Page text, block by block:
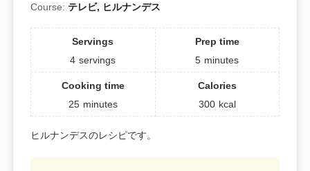
Course: テレビ, ヒルナンデス
Servings
4 servings
Prep time
5 minutes
Cooking time
25 minutes
Calories
300 kcal
ヒルナンデスのレシピです。